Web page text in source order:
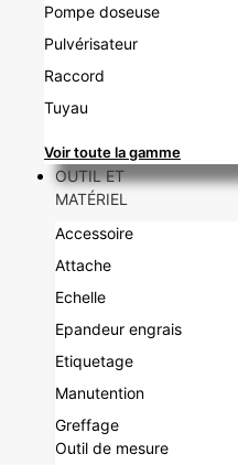
Pompe doseuse
Pulvérisateur
Raccord
Tuyau
Voir toute la gamme
OUTIL ET
MATÉRIEL
Accessoire
Attache
Echelle
Epandeur engrais
Etiquetage
Manutention
Greffage
Outil de mesure